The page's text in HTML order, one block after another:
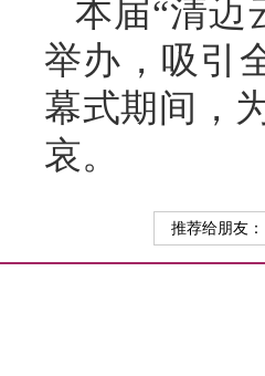
本届“清迈
举办，吸引
幕式期间，
哀。
推荐给朋友：